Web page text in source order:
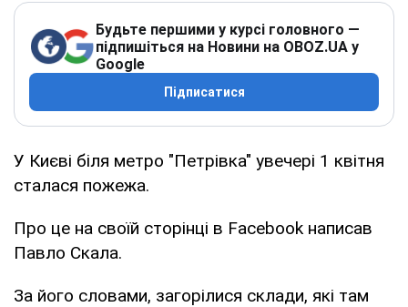
Будьте першими у курсі головного —
підпишіться на Новини на OBOZ.UA у
Google
Підписатися
У Києві біля метро "Петрівка" увечері 1 квітня
сталася пожежа.
Про це на своїй сторінці в Facebook написав
Павло Скала.
За його словами, загорілися склади, які там